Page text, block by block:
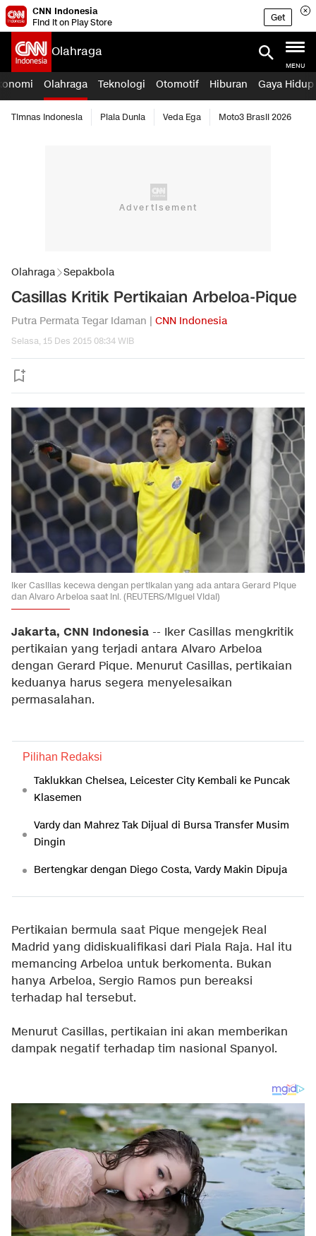
CNN Indonesia
Find it on Play Store
Get
Olahraga
MENU
Olahraga Teknologi Otomotif Hiburan Gaya Hidup
Timnas Indonesia Piala Dunia Veda Ega Moto3 Brasil 2026
Olahraga Sepakbola
Casillas Kritik Pertikaian Arbeloa-Pique
Putra Permata Tegar Idaman | CNN Indonesia
Selasa, 15 Des 2015 08:34 WIB
Iker Casillas kecewa dengan pertikaian yang ada antara Gerard Pique
dan Alvaro Arbeloa saat ini. (REUTERS/Miguel Vidal)
Jakarta, CNN Indonesia -- Iker Casillas mengkritik
pertikaian yang terjadi antara Alvaro Arbeloa
dengan Gerard Pique. Menurut Casillas, pertikaian
keduanya harus segera menyelesaikan
permasalahan.
Pilihan Redaksi
Taklukkan Chelsea, Leicester City Kembali ke Puncak
Klasemen
Vardy dan Mahrez Tak Dijual di Bursa Transfer Musim
Dingin
Bertengkar dengan Diego Costa, Vardy Makin Dipuja
Pertikaian bermula saat Pique mengejek Real
Madrid yang didiskualifikasi dari Piala Raja. Hal itu
memancing Arbeloa untuk berkomenta. Bukan
hanya Arbeloa, Sergio Ramos pun bereaksi
terhadap hal tersebut.
Menurut Casillas, pertikaian ini akan memberikan
dampak negatif terhadap tim nasional Spanyol.